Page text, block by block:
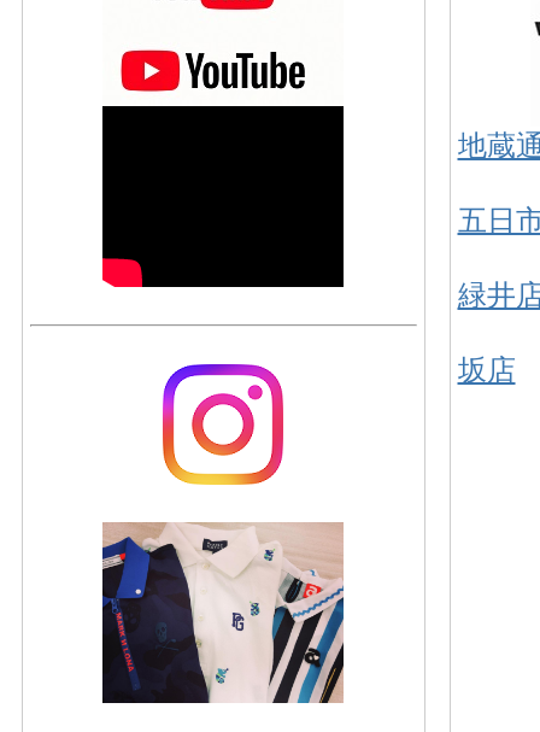
地蔵
五日
緑井
坂店